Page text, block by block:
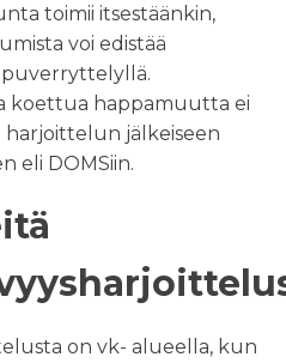
toimii itsestäänkin,
voi edistää
koettua happamuutta ei
harjoittelun jälkeiseen
eli DOMSiin.
on vk- alueella, kun